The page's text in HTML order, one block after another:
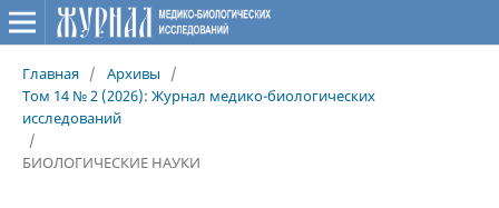
Главная / Архивы
/
Том 14 № 2 (2026): Журнал медико-биологических
исследований
/
БИОЛОГИЧЕСКИЕ НАУКИ